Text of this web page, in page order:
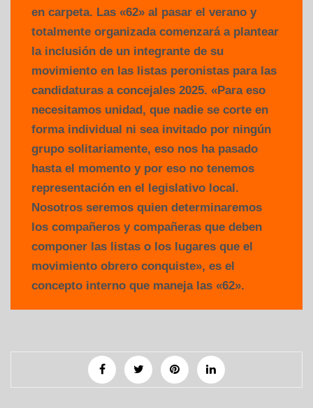
en carpeta. Las «62» al pasar el verano y
totalmente organizada comenzará a plantear
la inclusión de un integrante de su
movimiento en las listas peronistas para las
candidaturas a concejales 2025. «Para eso
necesitamos unidad, que nadie se corte en
forma individual ni sea invitado por ningún
grupo solitariamente, eso nos ha pasado
hasta el momento y por eso no tenemos
representación en el legislativo local.
Nosotros seremos quien determinaremos
los compañeros y compañeras que deben
componer las listas o los lugares que el
movimiento obrero conquiste», es el
concepto interno que maneja las «62».